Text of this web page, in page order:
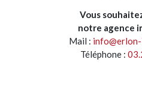
Vous
notre agence
Mail :
Téléphone :